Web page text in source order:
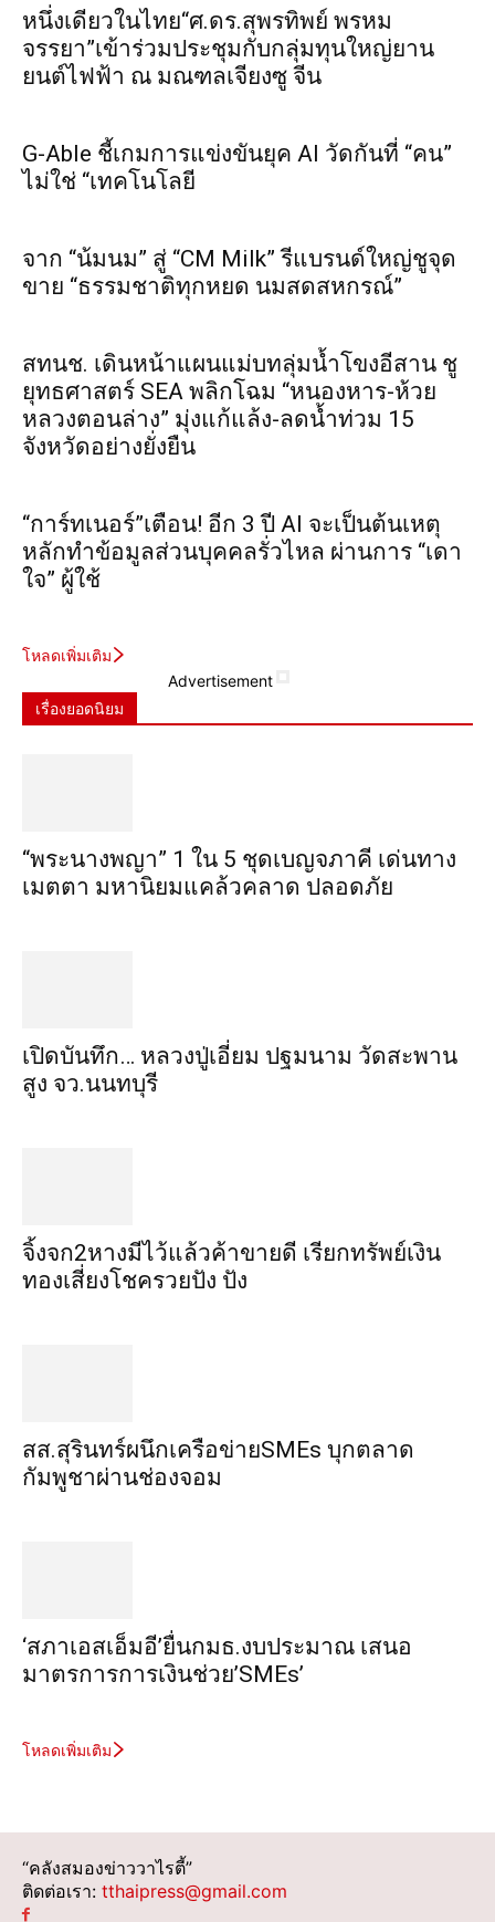
หนึ่งเดียวในไทย“ศ.ดร.สุพรทิพย์ พรหม
จรรยา”เข้าร่วมประชุมกับกลุ่มทุนใหญ่ยาน
ยนต์ไฟฟ้า ณ มณฑลเจียงซู จีน
G-Able ชี้เกมการแข่งขันยุค AI วัดกันที่ “คน”
ไม่ใช่ “เทคโนโลยี
จาก “น้มนม” สู่ “CM Milk” รีแบรนด์ใหญ่ชูจุด
ขาย “ธรรมชาติทุกหยด นมสดสหกรณ์”
สทนช. เดินหน้าแผนแม่บทลุ่มน้ำโขงอีสาน ชู
ยุทธศาสตร์ SEA พลิกโฉม “หนองหาร-ห้วย
หลวงตอนล่าง” มุ่งแก้แล้ง-ลดน้ำท่วม 15
จังหวัดอย่างยั่งยืน
“การ์ทเนอร์”เตือน! อีก 3 ปี AI จะเป็นต้นเหตุ
หลักทำข้อมูลส่วนบุคคลรั่วไหล ผ่านการ “เดา
ใจ” ผู้ใช้
โหลดเพิ่มเติม
Advertisement
เรื่องยอดนิยม
“พระ​นาง​พญา” 1 ใน 5​ ชุดเบญจ​ภาคี​ เด่นทาง
เมตตา​ มหา​นิยม​แคล้วคลาด​ ปลอดภัย​
เปิดบันทึก… หลวงปู่เอี่ยม ​ปฐม​นาม​ วัดสะพาน
สูง​ จว.นนทบุรี
จิ้งจก​2​หาง​มีไว้แล้ว​ค้าขาย​ดี​ เรียก​ทรัพย์เงิน
ทอง​เสี่ยงโชค​รวยปัง​ ปัง​
สส.สุรินทร์ผนึกเครือข่ายSMEs บุกตลาด
กัมพูชาผ่านช่องจอม
‘สภาเอสเอ็มอี’ยื่นกมธ.งบประมาณ เสนอ
มาตรการการเงินช่วย’SMEs’
โหลดเพิ่มเติม
“คลังสมองข่าววาไรตี้”
ติดต่อเรา: tthaipress@gmail.com